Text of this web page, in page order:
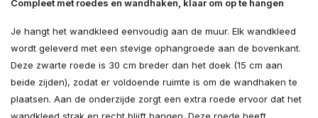
Compleet met roedes en wandhaken, klaar om op te hangen
Je hangt het wandkleed eenvoudig aan de muur. Elk wandkleed
wordt geleverd met een stevige ophangroede aan de bovenkant.
Deze zwarte roede is 30 cm breder dan het doek (15 cm aan
beide zijden), zodat er voldoende ruimte is om de wandhaken te
plaatsen. Aan de onderzijde zorgt een extra roede ervoor dat het